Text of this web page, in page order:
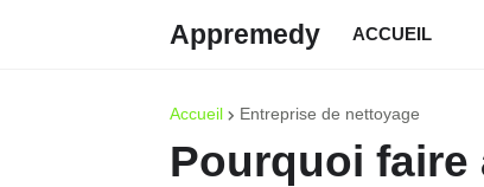
Appremedy ACCUEIL
Accueil Entreprise de nettoyage
Pourquoi faire